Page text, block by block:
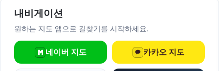
내비게이션
원하는 지도 앱으로 길찾기를 시작하세요.
네이버 지도 카카오 지도